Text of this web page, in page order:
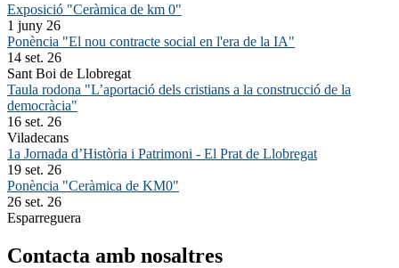
Exposició "Ceràmica de km 0"
1 juny 26
Ponència "El nou contracte social en l'era de la IA"
14 set. 26
Sant Boi de Llobregat
Taula rodona "L’aportació dels cristians a la construcció de la
democràcia"
16 set. 26
Viladecans
1a Jornada d’Història i Patrimoni - El Prat de Llobregat
19 set. 26
Ponència "Ceràmica de KM0"
26 set. 26
Esparreguera
Contacta amb nosaltres